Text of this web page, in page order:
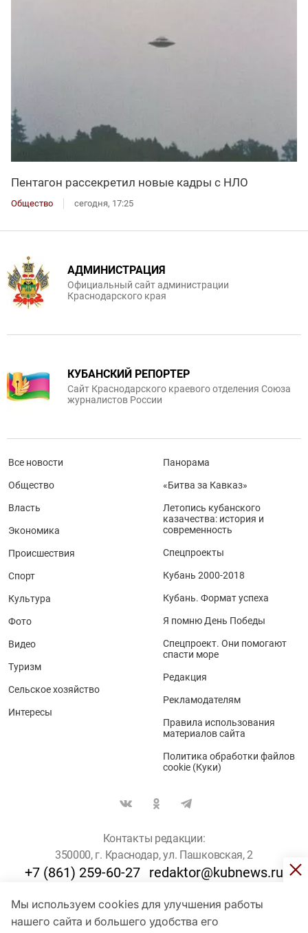
Пентагон рассекретил новые кадры с НЛО
Общество сегодня, 17:25
Мы используем cookies для улучшения работы
нашего сайта и большего удобства его
АДМИНИСТРАЦИЯ
Официальный сайт администрации
Краснодарского края
КУБАНСКИЙ РЕПОРТЕР
Сайт Краснодарского краевого отделения Союза
журналистов России
Все новости
Общество
Власть
Экономика
Происшествия
Спорт
Культура
Фото
Видео
Туризм
Сельское хозяйство
Интересы
Панорама
«Битва за Кавказ»
Летопись кубанского
казачества: история и
современность
Спецпроекты
Кубань 2000-2018
Кубань. Формат успеха
Я помню День Победы
Спецпроект. Они помогают
спасти море
Редакция
Рекламодателям
Правила использования
материалов сайта
Политика обработки файлов
cookie (Куки)
Контакты редакции:
350000, г. Краснодар, ул. Пашковская, 2
+7 (861) 259-60-27 redaktor@kubnews.ru
Для пользователей старше 16 лет